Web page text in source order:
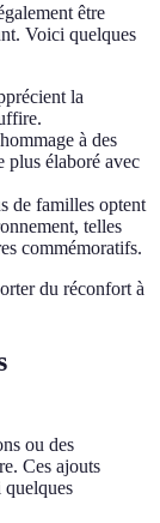
être
Voici quelques
la
à des
plus élaboré avec
de familles optent
telles
commémoratifs.
du réconfort à
ou des
Ces ajouts